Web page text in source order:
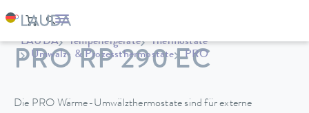
LAUDA Temperiergeräte
Thermostate
Umwälz- & Prozessthermostate
PRO
PRO RP 290 EC
Die PRO Wärme-Umwälzthermostate sind für externe